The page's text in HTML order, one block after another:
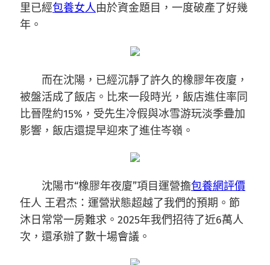
里已經包養女人由於資金題目，一度破產了好幾
年。
而在沈陽，已經沉靜了許久的橡膠年夜廈，
被盤活成了飯店。比來一段時光，飯店進住率同
比晉陞約15%，受先生冷假與冰雪游玩淡季疊加
影響，飯店還提早迎來了進住岑嶺。
沈陽市“橡膠年夜廈”項目運營擔包養網評價
任人 王君杰：運營狀態超越了我們的預期。節
沐日常常一房難求。2025年我們招待了近6萬人
次，還承辦了數十場會議。